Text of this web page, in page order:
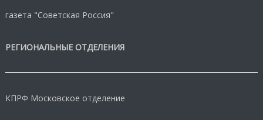
газета "Советская Россия"
РЕГИОНАЛЬНЫЕ ОТДЕЛЕНИЯ
КПРФ Московское отделение